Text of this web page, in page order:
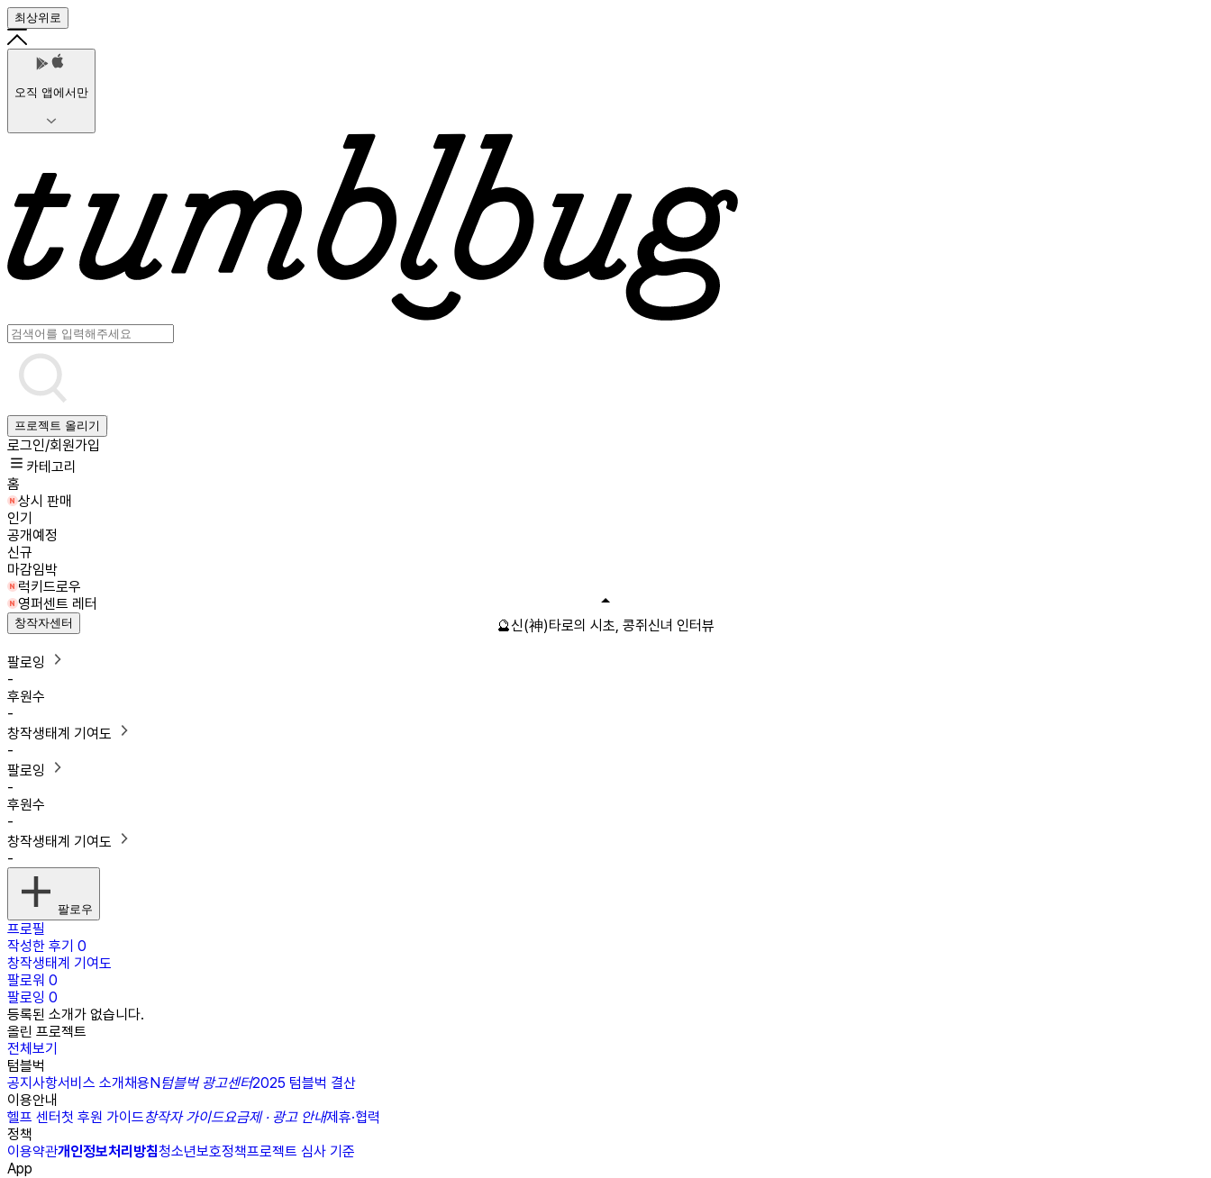
최상위로
오직 앱에서만
프로젝트 올리기
로그인/회원가입
카테고리
홈
상시 판매
인기
공개예정
신규
마감임박
럭키드로우
영퍼센트 레터
창작자센터
팔로잉
-
후원수
-
창작생태계 기여도
-
팔로잉
-
후원수
-
창작생태계 기여도
-
팔로우
프로필
작성한 후기 0
창작생태계 기여도
팔로워 0
팔로잉 0
등록된 소개가 없습니다.
올린 프로젝트
전체보기
텀블벅
공지사항서비스 소개채용N텀블벅 광고센터2025 텀블벅 결산
이용안내
헬프 센터첫 후원 가이드창작자 가이드요금제 · 광고 안내제휴·협력
정책
이용약관개인정보처리방침청소년보호정책프로젝트 심사 기준
App
🔮신(神)타로의 시초, 콩쥐신녀 인터뷰